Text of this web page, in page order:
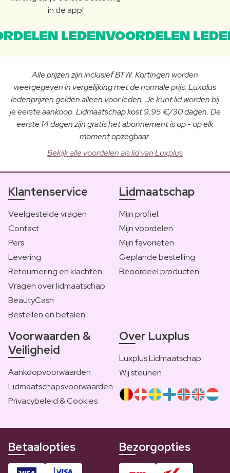
in de app!
LEDENVOORDELEN
Alle prijzen zijn inclusief BTW. Kortingen worden
weergegeven in vergelijking met de normale prijs. Luxplus
ledenprijzen gelden alleen voor leden. Je kunt lid worden bij
je eerste aankoop. Lidmaatschap kost 9,95 €/30 dagen. De
eerste 14 dagen zijn gratis het abonnement is op - op elk
moment opzegbaar.
Bekijk alle voordelen als lid van Luxplus
Klantenservice
Veelgestelde vragen
Contact
Pers
Levering
Retournering en klachten
Vragen over lidmaatschap
BeautyCash
Bestellen en betalen
Lidmaatschap
Mijn profiel
Mijn voordelen
Mijn favorieten
Geplande bestelling
Beoordeel producten
Voorwaarden &
Veiligheid
Aankoopvoorwaarden
Lidmaatschapsvoorwaarden
Privacybeleid & Cookies
Over Luxplus
Luxplus Lidmaatschap
Wij steunen
Betaalopties Bezorgopties